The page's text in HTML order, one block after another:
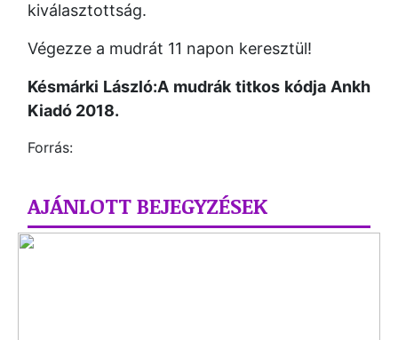
kiválasztottság.
Végezze a mudrát 11 napon keresztül!
Késmárki László:A mudrák titkos kódja Ankh
Kiadó 2018.
Forrás:
AJÁNLOTT BEJEGYZÉSEK